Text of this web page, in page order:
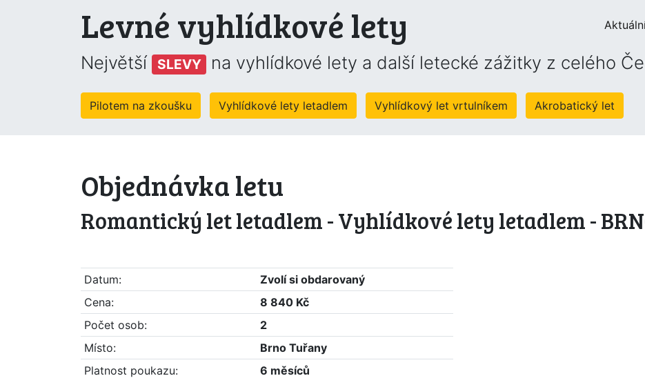
Levné vyhlídkové lety
Největší SLEVY na vyhlídkové lety a další letecké zážitky z celého
Pilotem na zkoušku Vyhlídkové lety letadlem Vyhlídkový let vrtulníkem Akrobatický let
Objednávka letu
Romantický let letadlem - Vyhlídkové lety letadlem -
Datum:
Zvolí si obdarovaný
Cena:
8 840 Kč
Počet osob:
2
Místo:
Brno Tuřany
Platnost poukazu:
6 měsíců